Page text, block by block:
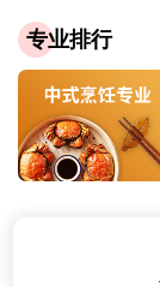
专业排行